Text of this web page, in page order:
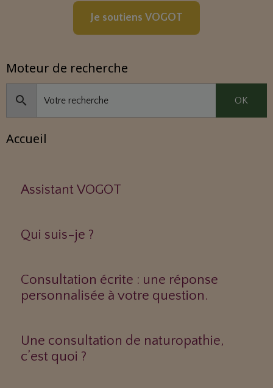
Je soutiens VOGOT
Moteur de recherche
OK
Accueil
Assistant VOGOT
Qui suis-je ?
Consultation écrite : une réponse
personnalisée à votre question.
Une consultation de naturopathie,
c’est quoi ?